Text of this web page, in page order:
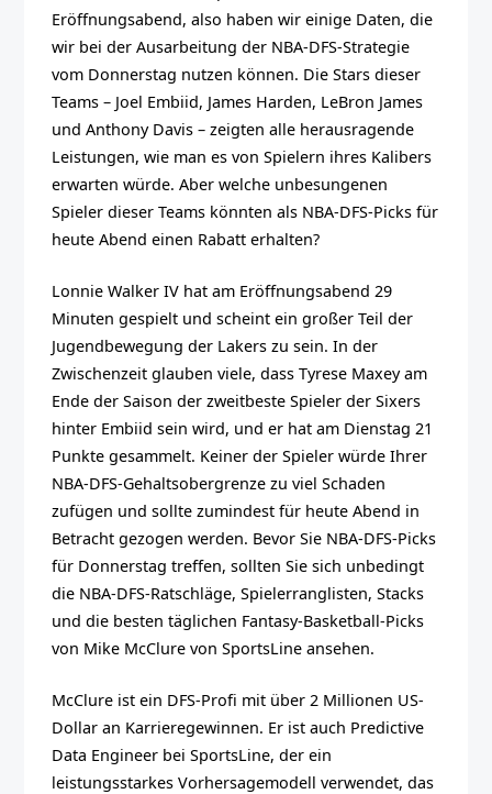
Eröffnungsabend, also haben wir einige Daten, die
wir bei der Ausarbeitung der NBA-DFS-Strategie
vom Donnerstag nutzen können. Die Stars dieser
Teams – Joel Embiid, James Harden, LeBron James
und Anthony Davis – zeigten alle herausragende
Leistungen, wie man es von Spielern ihres Kalibers
erwarten würde. Aber welche unbesungenen
Spieler dieser Teams könnten als NBA-DFS-Picks für
heute Abend einen Rabatt erhalten?
Lonnie Walker IV hat am Eröffnungsabend 29
Minuten gespielt und scheint ein großer Teil der
Jugendbewegung der Lakers zu sein. In der
Zwischenzeit glauben viele, dass Tyrese Maxey am
Ende der Saison der zweitbeste Spieler der Sixers
hinter Embiid sein wird, und er hat am Dienstag 21
Punkte gesammelt. Keiner der Spieler würde Ihrer
NBA-DFS-Gehaltsobergrenze zu viel Schaden
zufügen und sollte zumindest für heute Abend in
Betracht gezogen werden. Bevor Sie NBA-DFS-Picks
für Donnerstag treffen, sollten Sie sich unbedingt
die NBA-DFS-Ratschläge, Spielerranglisten, Stacks
und die besten täglichen Fantasy-Basketball-Picks
von Mike McClure von SportsLine ansehen.
McClure ist ein DFS-Profi mit über 2 Millionen US-
Dollar an Karrieregewinnen. Er ist auch Predictive
Data Engineer bei SportsLine, der ein
leistungsstarkes Vorhersagemodell verwendet, das